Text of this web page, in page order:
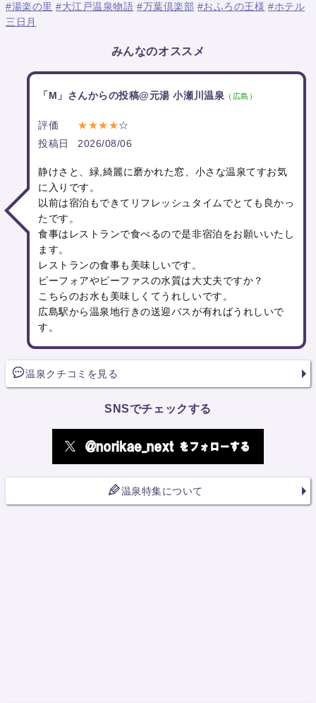
#湯楽の里 #大江戸温泉物語 #万葉倶楽部 #おふろの王様 #ホテル
三日月
みんなのオススメ
「M」さんからの投稿@元湯 小瀬川温泉 （広島）
評価 ★★★★☆
投稿日
2026/08/06
静けさと、緑,綺麗に磨かれた窓、小さな温泉てすお気
に入りです。
以前は宿泊もできてリフレッシュタイムでとても良かっ
たです。
食事はレストランで食べるので是非宿泊をお願いいたし
ます。
レストランの食事も美味しいです。
ピーフォアやピーファスの水質は大丈夫ですか？
こちらのお水も美味しくてうれしいです。
広島駅から温泉地行きの送迎バスが有ればうれしいで
す。
温泉クチコミを見る
SNSでチェックする
温泉特集について